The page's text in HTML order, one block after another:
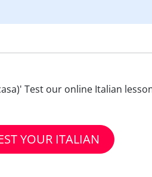
Test our online Italian
YOUR ITALIAN